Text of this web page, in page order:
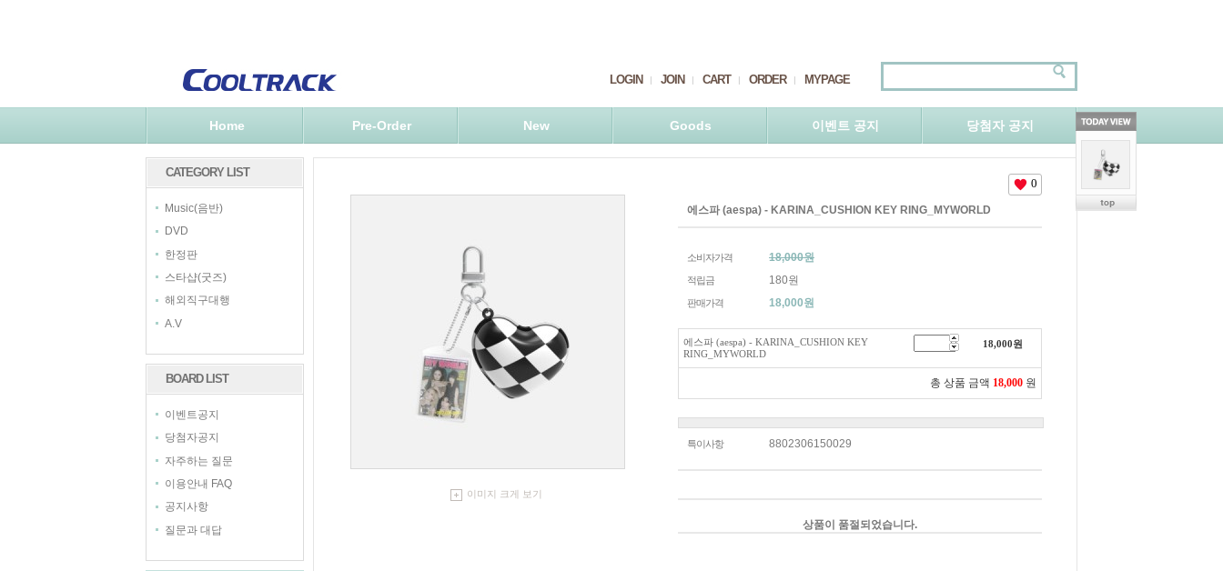
LOGIN JOIN CART ORDER MYPAGE
Home Pre-Order New Goods 이벤트 공지 당첨자 공지
CATEGORY LIST
Music(음반)
DVD
한정판
스타샵(굿즈)
해외직구대행
A.V
BOARD LIST
이벤트공지
당첨자공지
자주하는 질문
이용안내 FAQ
공지사항
질문과 대답
이미지 크게 보기
0
에스파 (aespa) - KARINA_CUSHION KEY RING_MYWORLD
소비자가격 18,000원
적립금 180원
판매가격 18,000원
에스파 (aespa) - KARINA_CUSHION KEY
RING_MYWORLD
18,000원
총 상품 금액 18,000 원
특이사항 8802306150029
상품이 품절되었습니다.